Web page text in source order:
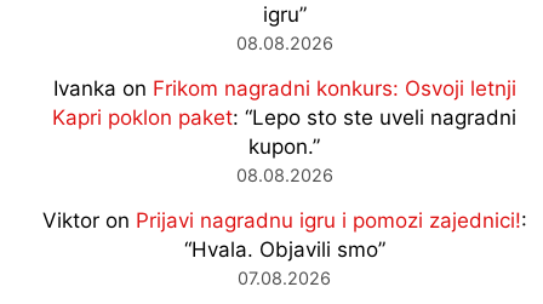
igru”
08.08.2026
Ivanka on Frikom nagradni konkurs: Osvoji letnji
Kapri poklon paket: “Lepo sto ste uveli nagradni
kupon.”
08.08.2026
Viktoron Prijavi nagradnu igru i pomozi zajednici!:
“Hvala. Objavili smo”
07.08.2026